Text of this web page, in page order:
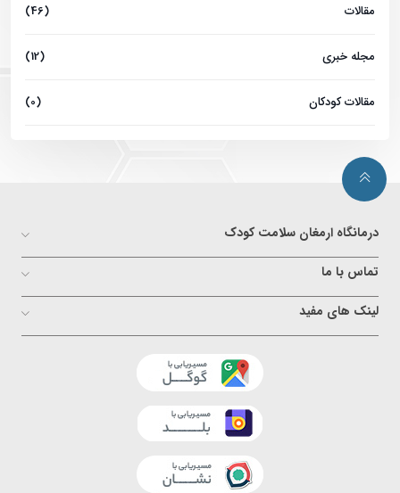
مقالات (46)
مجله خبری (12)
مقالات کودکان (0)
درمانگاه ارمغان سلامت کودک
تماس با ما
لینک های مفید